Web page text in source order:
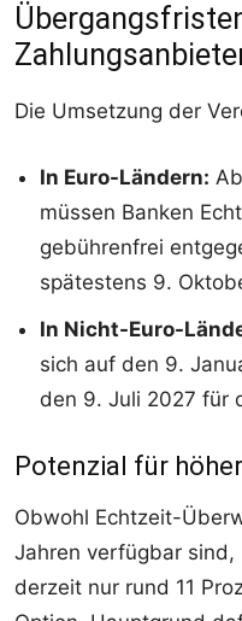
Die Umsetzung der
In Euro-Ländern:
müssen Banken
gebührenfrei
spätestens 9.
In Nicht-Euro-
sich auf den 9.
den 9. Juli 2027 für
Potenzial für
Obwohl Echtzeit-
Jahren verfügbar sind,
derzeit nur rund 11